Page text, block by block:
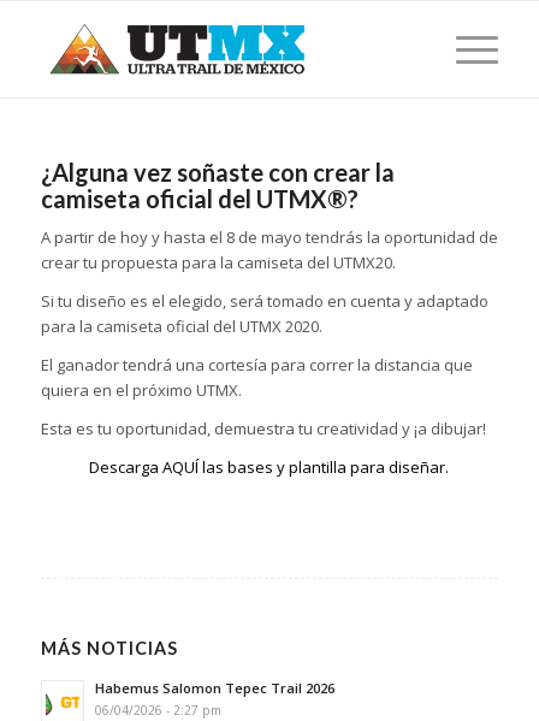
¿Alguna vez soñaste con crear la
camiseta oficial del UTMX®?
A partir de hoy y hasta el 8 de mayo tendrás la oportunidad de
crear tu propuesta para la camiseta del UTMX20.
Si tu diseño es el elegido, será tomado en cuenta y adaptado
para la camiseta oficial del UTMX 2020.
El ganador tendrá una cortesía para correr la distancia que
quiera en el próximo UTMX.
Esta es tu oportunidad, demuestra tu creatividad y ¡a dibujar!
Descarga AQUÍ las bases y plantilla para diseñar.
MÁS NOTICIAS
Habemus Salomon Tepec Trail 2026
06/04/2026 - 2:27 pm